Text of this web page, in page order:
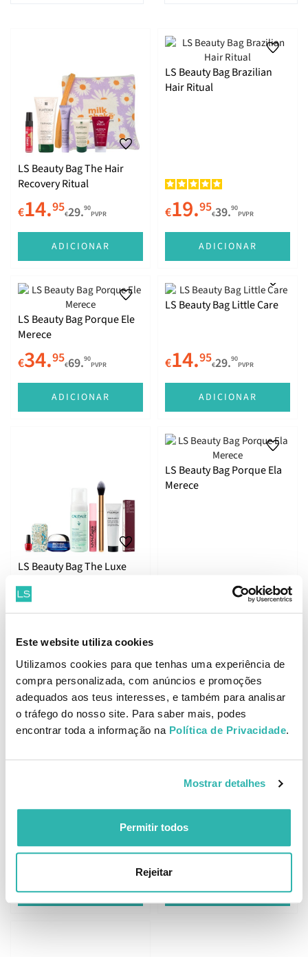
Este website utiliza cookies
Utilizamos cookies para que tenhas uma experiência de
compra personalizada, com anúncios e promoções
adequados aos teus interesses, e também para analisar
o tráfego do nosso site. Para saber mais, podes
encontrar toda a informação na Política de Privacidade.
Mostrar detalhes
Permitir todos
Rejeitar
LS Beauty Bag The Hair
Recovery Ritual
€14.95€29.90
PVPR
ADICIONAR
LS Beauty Bag Brazilian
Hair Ritual
€19.95€39.90
PVPR
ADICIONAR
LS Beauty Bag Porque Ele
Merece
€34.95€69.90
PVPR
ADICIONAR
LS Beauty Bag Little Care
€14.95€29.90
PVPR
ADICIONAR
LS Beauty Bag The Luxe
Edition
€49. €99. PVPR
ADICIONAR
LS Beauty Bag Porque Ela
Merece
€29. €59. PVPR
LS Beauty Bag Dermo
€29.95 59.90
ADICIONAR
LS Beauty Bag Caudalie
Sun Escape
€34.95 69.90
ADICIONAR